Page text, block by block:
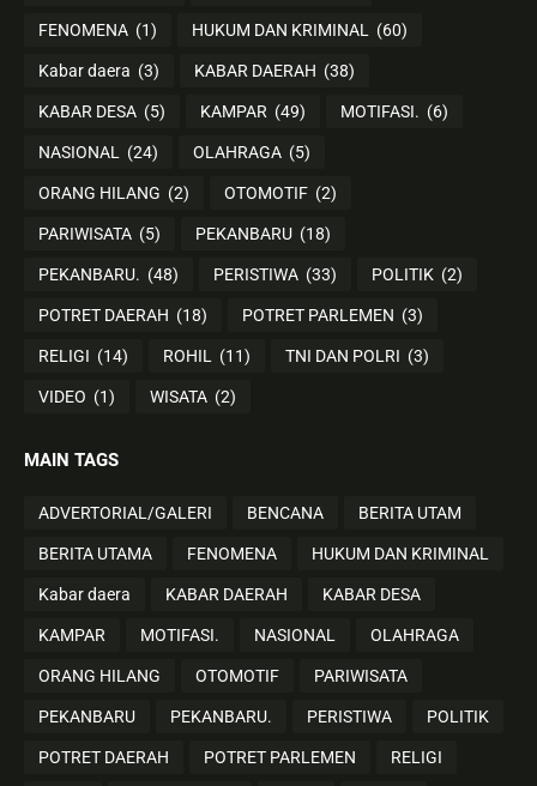
FENOMENA (1) HUKUM DAN KRIMINAL (60)
Kabar daera (3) KABAR DAERAH (38)
KABAR DESA (5) KAMPAR (49) MOTIFASI. (6)
NASIONAL (24) OLAHRAGA (5)
ORANG HILANG (2) OTOMOTIF (2)
PARIWISATA (5) PEKANBARU (18)
PEKANBARU. (48) PERISTIWA (33) POLITIK (2)
POTRET DAERAH (18) POTRET PARLEMEN (3)
RELIGI (14) ROHIL (11) TNI DAN POLRI (3)
VIDEO (1) WISATA (2)
MAIN TAGS
ADVERTORIAL/GALERI BENCANA BERITA UTAM
BERITA UTAMA FENOMENA HUKUM DAN KRIMINAL
Kabar daera KABAR DAERAH KABAR DESA
KAMPAR MOTIFASI. NASIONAL OLAHRAGA
ORANG HILANG OTOMOTIF PARIWISATA
PEKANBARU PEKANBARU. PERISTIWA POLITIK
POTRET DAERAH POTRET PARLEMEN RELIGI